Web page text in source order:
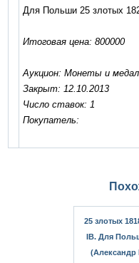
Для Польши 25 злотых
Итоговая цена: 800000
Аукцион: Монеты и
Закрыт: 12.10.2013
Число ставок: 1
Покупатель:
25 злотых
IB. Для
(Александр